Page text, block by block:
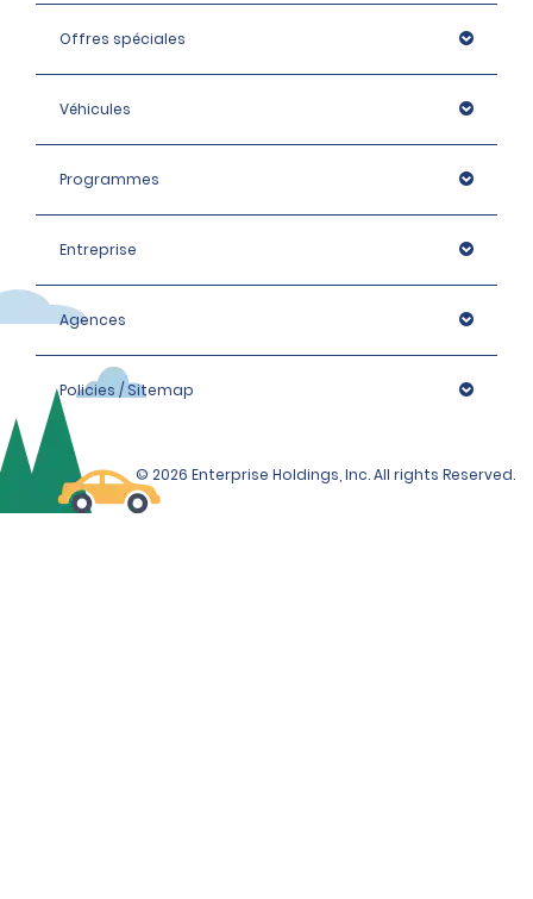
Offres spéciales
Véhicules
Programmes
Entreprise
Agences
Policies / Sitemap
© 2026 Enterprise Holdings, Inc. All rights Reserved.